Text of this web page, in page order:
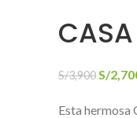
S/3,900S/
Esta hermosa